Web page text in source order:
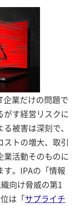
業だけの問題で
がす経営リスクに
被害は深刻で、
トの増大、取引
業活動そのものに
す。IPAの「情報
向け脅威の第1
は「サプライチ